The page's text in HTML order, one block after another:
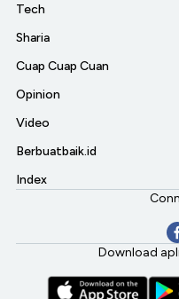
Tech
Sharia
Cuap Cuap Cuan
Opinion
Video
Berbuatbaik.id
Index
Download